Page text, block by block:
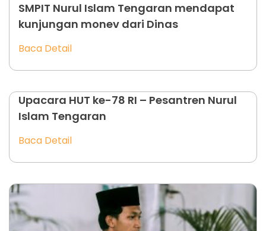
SMPIT Nurul Islam Tengaran mendapat
kunjungan monev dari Dinas
Baca Detail
Upacara HUT ke-78 RI – Pesantren Nurul
Islam Tengaran
Baca Detail